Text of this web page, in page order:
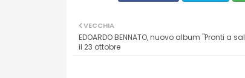
VECCHIA
EDOARDO BENNATO, nuovo album "Pronti a
il 23 ottobre